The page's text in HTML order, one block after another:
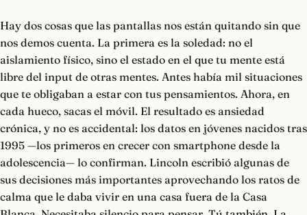
Hay dos cosas que las pantallas nos están quitando sin que
nos demos cuenta. La primera es la soledad: no el
aislamiento físico, sino el estado en el que tu mente está
libre del input de otras mentes. Antes había mil situaciones
que te obligaban a estar con tus pensamientos. Ahora, en
cada hueco, sacas el móvil. El resultado es ansiedad
crónica, y no es accidental: los datos en jóvenes nacidos tras
1995 —los primeros en crecer con smartphone desde la
adolescencia— lo confirman. Lincoln escribió algunas de
sus decisiones más importantes aprovechando los ratos de
calma que le daba vivir en una casa fuera de la Casa